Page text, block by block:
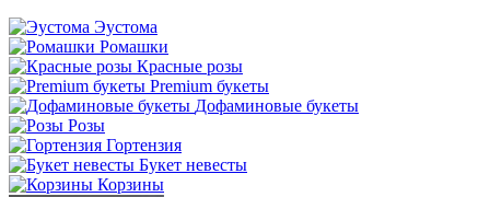
Эустома
Ромашки
Красные розы
Premium букеты
Дофаминовые букеты
Розы
Гортензия
Букет невесты
Корзины